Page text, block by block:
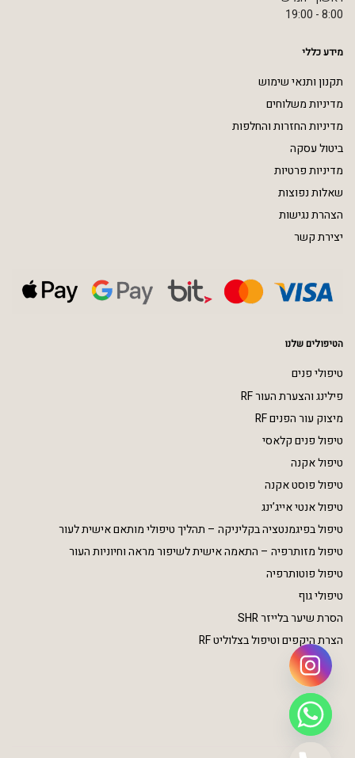
8:00 - 19:00
מידע כללי
תקנון ותנאי שימוש
מדיניות משלוחים
מדיניות החזרות והחלפות
ביטול עסקה
מדיניות פרטיות
שאלות נפוצות
הצהרת נגישות
יצירת קשר
הטיפולים שלנו
טיפולי פנים
פילינג והצערת העור RF
מיצוק עור הפנים RF
טיפול פנים קלאסי
טיפול אקנה
טיפול פוסט אקנה
טיפול אנטי אייג’ינג
טיפול בפיגמנטציה בקליניקה – תהליך טיפולי מותאם אישית לעור
טיפול מזותרפיה – התאמה אישית לשיפור מראה וחיוניות העור
טיפול פוטותרפיה
טיפולי גוף
הסרת שיער בלייזר SHR
הצרת היקפים וטיפול בצלוליט RF